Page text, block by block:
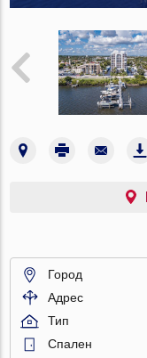
Город
Адрес
Тип
Спален